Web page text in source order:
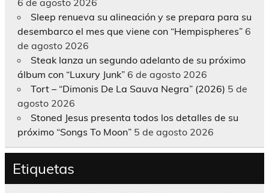
6 de agosto 2026
Sleep renueva su alineación y se prepara para su
desembarco el mes que viene con “Hempispheres” 6
de agosto 2026
Steak lanza un segundo adelanto de su próximo
álbum con “Luxury Junk” 6 de agosto 2026
Tort – “Dimonis De La Sauva Negra” (2026) 5 de
agosto 2026
Stoned Jesus presenta todos los detalles de su
próximo “Songs To Moon” 5 de agosto 2026
Etiquetas